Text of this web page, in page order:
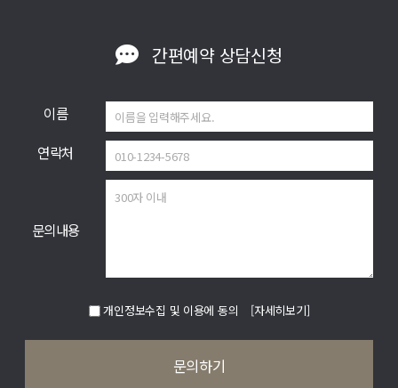
간편예약상담신청
이름
연락처
문의내용
개인정보수집 및 이용에 동의 [자세히보기]